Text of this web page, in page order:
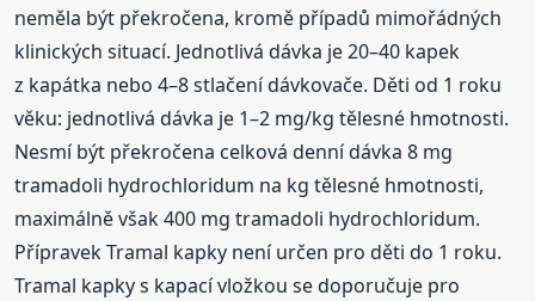
neměla být překročena, kromě případů mimořádných
klinických situací. Jednotlivá dávka je 20–40 kapek
z kapátka nebo 4–8 stlačení dávkovače. Děti od 1 roku
věku: jednotlivá dávka je 1–2 mg/kg tělesné hmotnosti.
Nesmí být překročena celková denní dávka 8 mg
tramadoli hydrochloridum na kg tělesné hmotnosti,
maximálně však 400 mg tramadoli hydrochloridum.
Přípravek Tramal kapky není určen pro děti do 1 roku.
Tramal kapky s kapací vložkou se doporučuje pro